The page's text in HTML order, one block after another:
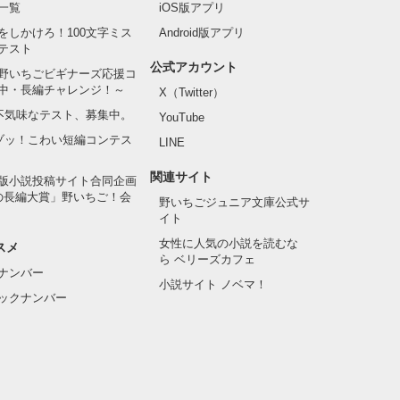
覧
しかけろ！100文字ミス
スト
いちごビギナーズ応援コ
・長編チャレンジ！～
味なテスト、募集中。
ッ！こわい短編コンテス
小説投稿サイト合同企画
長編大賞」野いちご！会
メ
ンバー
クナンバー
iOS版アプリ
Android版アプリ
公式アカウント
X（Twitter）
YouTube
LINE
関連サイト
野いちごジュニア文庫公式サ
イト
女性に人気の小説を読むな
ら ベリーズカフェ
小説サイト ノベマ！